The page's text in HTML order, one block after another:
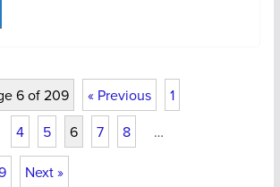
6 of 209 « Previous
1
4 5 6 7 8 …
Next »